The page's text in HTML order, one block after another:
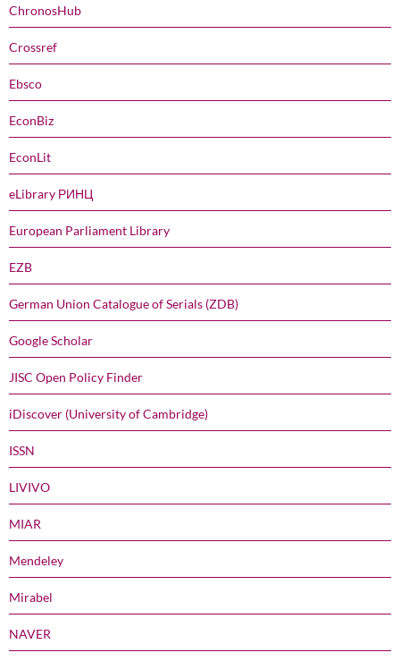
ChronosHub
Crossref
Ebsco
EconBiz
EconLit
eLibrary РИНЦ
European Parliament Library
EZB
German Union Catalogue of Serials (ZDB)
Google Scholar
JISC Open Policy Finder
iDiscover (University of Cambridge)
ISSN
LIVIVO
MIAR
Mendeley
Mirabel
NAVER